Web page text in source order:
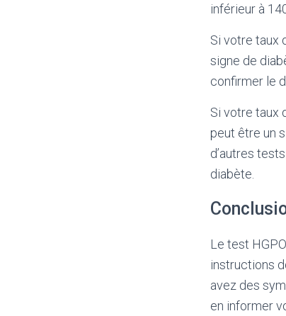
inférieur à
Si votre taux
signe de
confirmer le
Si votre taux
peut être un
d’autres
diabète.
Le test
instructions
avez des
en informer